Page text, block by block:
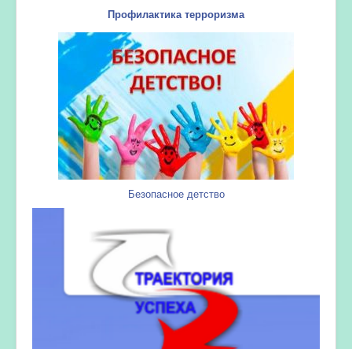
Профилактика терроризма
Безопасное детство